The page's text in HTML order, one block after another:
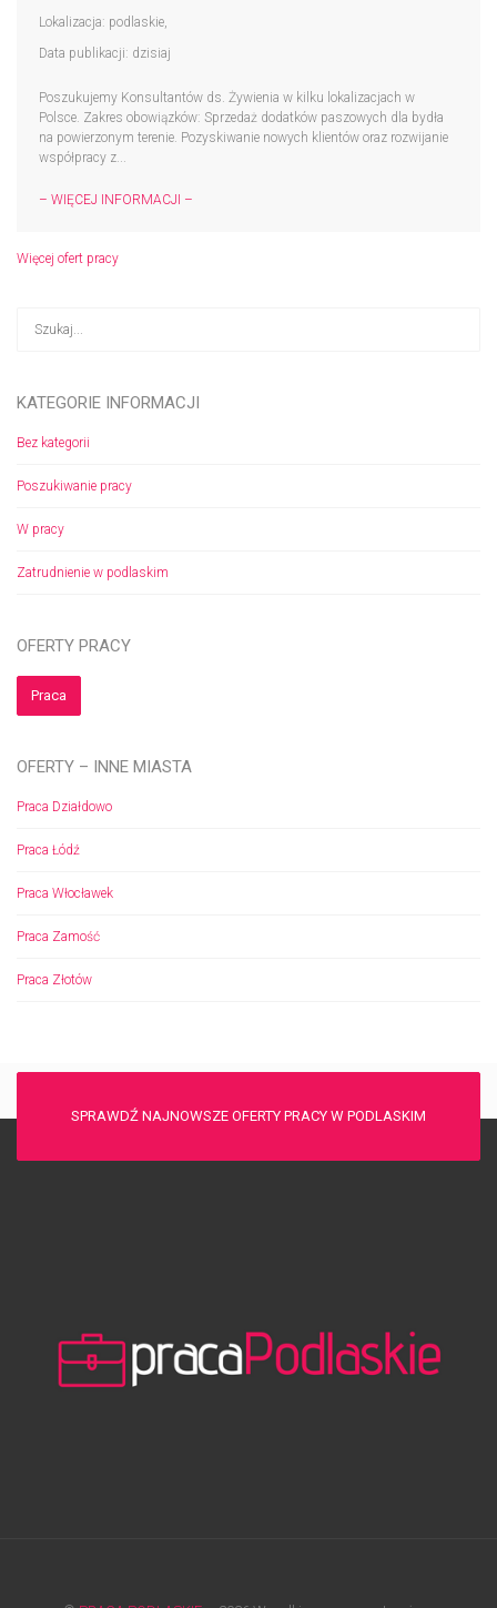
Lokalizacja: podlaskie,
Data publikacji: dzisiaj
Poszukujemy Konsultantów ds. Żywienia w kilku lokalizacjach w
Polsce. Zakres obowiązków: Sprzedaż dodatków paszowych dla bydła
na powierzonym terenie. Pozyskiwanie nowych klientów oraz rozwijanie
współpracy z...
– WIĘCEJ INFORMACJI –
Więcej ofert pracy
KATEGORIE INFORMACJI
Bez kategorii
Poszukiwanie pracy
W pracy
Zatrudnienie w podlaskim
OFERTY PRACY
Praca
OFERTY – INNE MIASTA
Praca Działdowo
Praca Łódź
Praca Włocławek
Praca Zamość
Praca Złotów
SPRAWDŹ NAJNOWSZE OFERTY PRACY W PODLASKIM